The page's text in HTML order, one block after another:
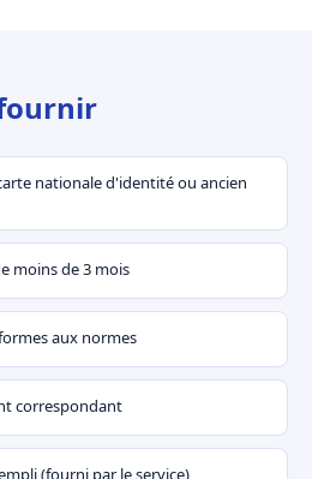
nationale d'identité ou ancien
moins de 3 mois
aux normes
correspondant
(fourni par le service)